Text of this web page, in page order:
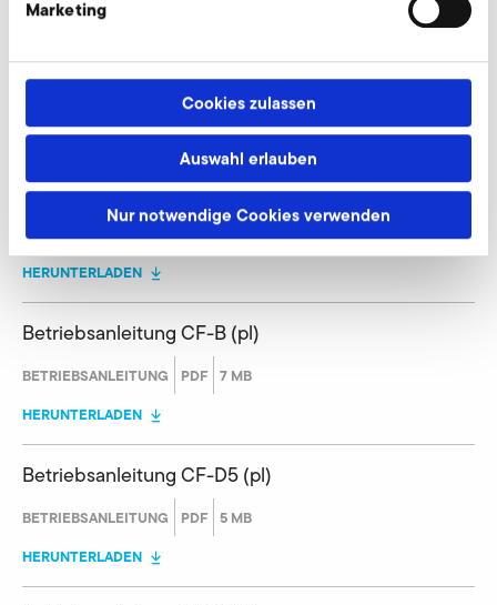
Marketing
Cookies zulassen
Auswahl erlauben
Nur notwendige Cookies verwenden
PDF
8 MB
HERUNTERLADEN
Betriebsanleitung CF-D3 (pl)
BETRIEBSANLEITUNG PDF 8 MB
HERUNTERLADEN
Betriebsanleitung CF-B (pl)
BETRIEBSANLEITUNG PDF 7 MB
HERUNTERLADEN
Betriebsanleitung CF-D5 (pl)
BETRIEBSANLEITUNG PDF 5 MB
HERUNTERLADEN